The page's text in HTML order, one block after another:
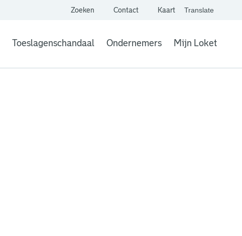
Zoeken Contact Kaart
. Link opent een
Translate
website,
Vertaal
Toeslagenschandaal Ondernemers Mijn Loket
. Link opent een